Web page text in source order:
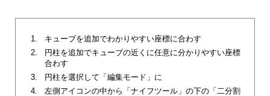
キューブを追加でわかりやすい座標に合わす
円柱を追加でキューブの近くに任意に分かりやすい座標
合わす
円柱を選択して「編集モード」に
左側アイコンの中から「ナイフツール」の下の「二分割